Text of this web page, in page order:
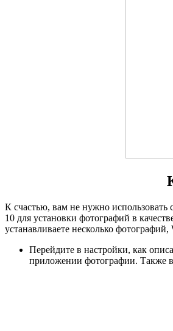
К счастью, вам не нужно использовать
10 для установки фотографий в
устанавливаете несколько
Перейдите в настройки, как
приложении фотографии. Также